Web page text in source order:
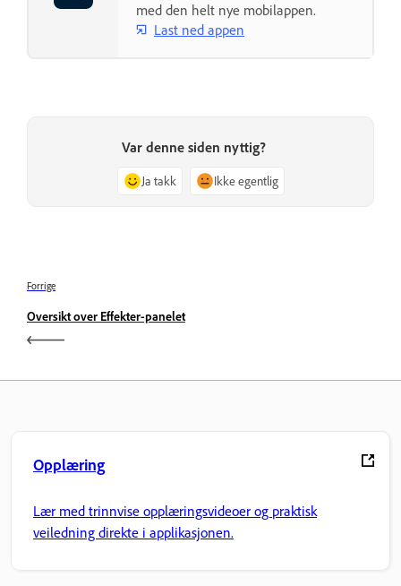
med den helt nye mobilappen.
Last ned appen
Var denne siden nyttig?
Ja takk Ikke egentlig
Forrige
Oversikt over Effekter-panelet
Opplæring
Lær med trinnvise opplæringsvideoer og praktisk
veiledning direkte i applikasjonen.